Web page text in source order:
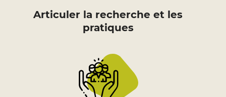
Articuler la recherche et les
pratiques